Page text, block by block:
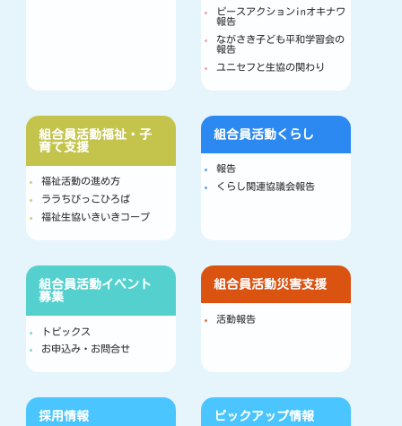
ピースアクションinオキナワ
報告
ながさき子ども平和学習会の
報告
ユニセフと生協の関わり
組合員活動福祉・子
育て支援
福祉活動の進め方
ララちびっこひろば
福祉生協いきいきコープ
組合員活動くらし
報告
くらし関連協議会報告
組合員活動イベント
募集
トピックス
お申込み・お問合せ
組合員活動災害支援
活動報告
採用情報 ピックアップ情報